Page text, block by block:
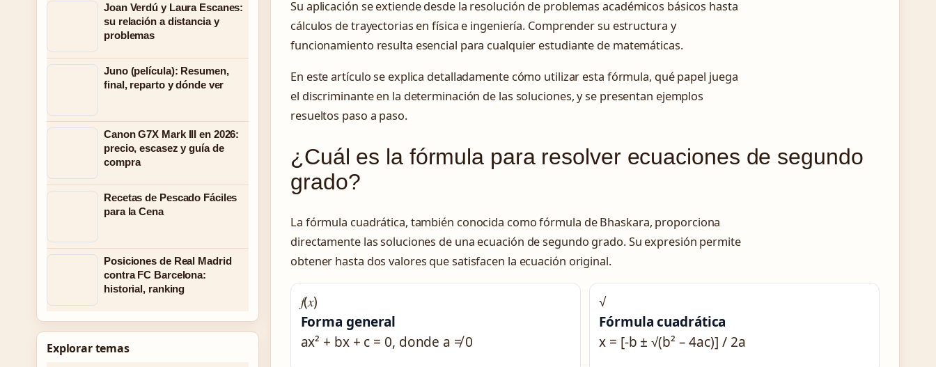
Su aplicación se extiende desde la resolución de problemas académicos básicos hasta
cálculos de trayectorias en física e ingeniería. Comprender su estructura y
funcionamiento resulta esencial para cualquier estudiante de matemáticas.
En este artículo se explica detalladamente cómo utilizar esta fórmula, qué papel juega
el discriminante en la determinación de las soluciones, y se presentan ejemplos
resueltos paso a paso.
¿Cuál es la fórmula para resolver ecuaciones de segundo
grado?
La fórmula cuadrática, también conocida como fórmula de Bhaskara, proporciona
directamente las soluciones de una ecuación de segundo grado. Su expresión permite
obtener hasta dos valores que satisfacen la ecuación original.
𝑓(𝑥)
Forma general
ax² + bx + c = 0, donde a ≠ 0
√
Fórmula cuadrática
x = [-b ± √(b² – 4ac)] / 2a
Joan Verdú y Laura Escanes:
su relación a distancia y
problemas
Juno (película): Resumen,
final, reparto y dónde ver
Canon G7X Mark III en 2026:
precio, escasez y guía de
compra
Recetas de Pescado Fáciles
para la Cena
Posiciones de Real Madrid
contra FC Barcelona:
historial, ranking
Explorar temas